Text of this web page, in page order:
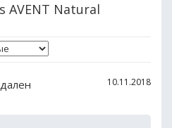
AVENT Natural
10.11.2018